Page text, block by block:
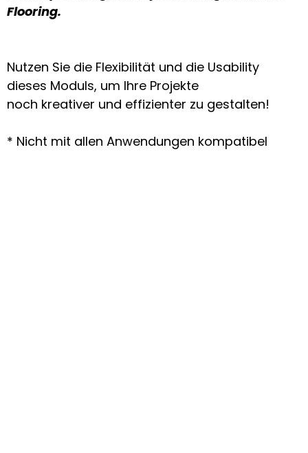
Flooring.
Nutzen Sie die Flexibilität und die Usability
dieses Moduls, um Ihre Projekte
noch kreativer und effizienter zu gestalten!
* Nicht mit allen Anwendungen kompatibel ­